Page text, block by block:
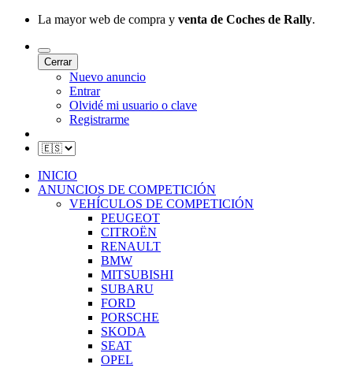
La mayor web de compra y venta de Coches de Rally.
Cerrar
Nuevo anuncio
Entrar
Olvidé mi usuario o clave
Registrarme
INICIO
ANUNCIOS DE COMPETICIÓN
VEHÍCULOS DE COMPETICIÓN
PEUGEOT
CITROËN
RENAULT
BMW
MITSUBISHI
SUBARU
FORD
PORSCHE
SKODA
SEAT
OPEL